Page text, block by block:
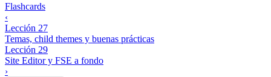
Flashcards
‹
Lección 27
Temas, child themes y buenas prácticas
Lección 29
Site Editor y FSE a fondo
›